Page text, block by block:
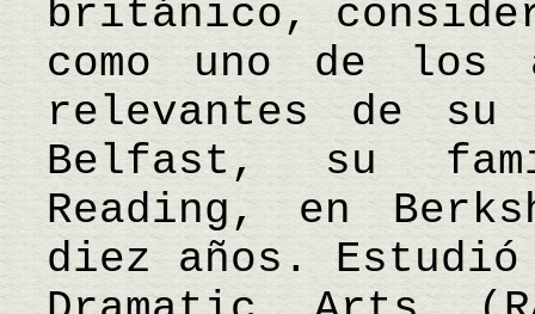
británico,
como uno de los
relevantes de su
Belfast, su
Reading, en
diez años. Estudió